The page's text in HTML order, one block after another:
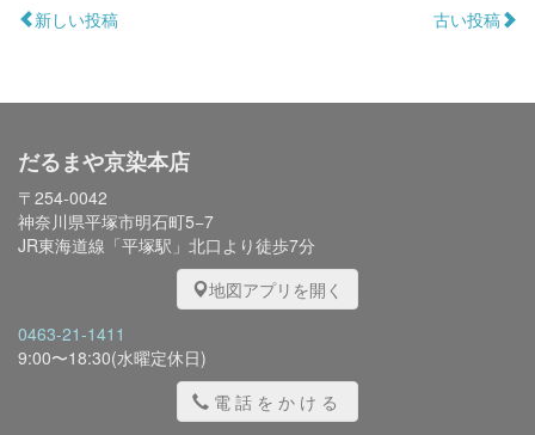
新しい投稿 古い投稿
だるまや京染本店
〒254-0042
神奈川県平塚市明石町5−7
JR東海道線「平塚駅」北口より徒歩7分
地図アプリを開く
0463-21-1411
9:00〜18:30(水曜定休日)
電話をかける